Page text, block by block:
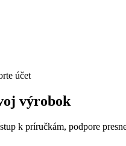
účet
výrobok
k príručkám, podpore